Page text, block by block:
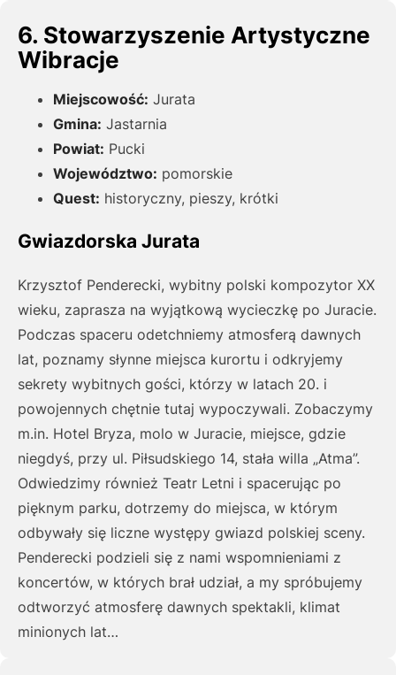
6. Stowarzyszenie Artystyczne
Wibracje
Miejscowość: Jurata
Gmina: Jastarnia
Powiat: Pucki
Województwo: pomorskie
Quest: historyczny, pieszy, krótki
Gwiazdorska Jurata
Krzysztof Penderecki, wybitny polski kompozytor XX
wieku, zaprasza na wyjątkową wycieczkę po Juracie.
Podczas spaceru odetchniemy atmosferą dawnych
lat, poznamy słynne miejsca kurortu i odkryjemy
sekrety wybitnych gości, którzy w latach 20. i
powojennych chętnie tutaj wypoczywali. Zobaczymy
m.in. Hotel Bryza, molo w Juracie, miejsce, gdzie
niegdyś, przy ul. Piłsudskiego 14, stała willa „Atma”.
Odwiedzimy również Teatr Letni i spacerując po
pięknym parku, dotrzemy do miejsca, w którym
odbywały się liczne występy gwiazd polskiej sceny.
Penderecki podzieli się z nami wspomnieniami z
koncertów, w których brał udział, a my spróbujemy
odtworzyć atmosferę dawnych spektakli, klimat
minionych lat…